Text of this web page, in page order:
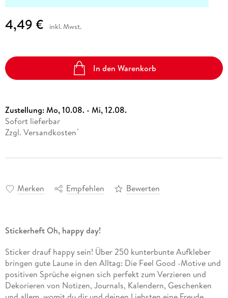
4,49 € inkl. Mwst.
In den Warenkorb
Zustellung:Mo, 10.08. - Mi, 12.08.
Sofort lieferbar
Zzgl. Versandkosten *
Merken Empfehlen Bewerten
Stickerheft Oh, happy day!
Sticker drauf happy sein! Über 250 kunterbunte Aufkleber
bringen gute Laune in den Alltag: Die Feel Good -Motive und
positiven Sprüche eignen sich perfekt zum Verzieren und
Dekorieren von Notizen, Journals, Kalendern, Geschenken